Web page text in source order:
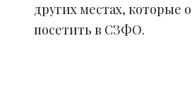
других местах, которые
посетить в СЗФО.